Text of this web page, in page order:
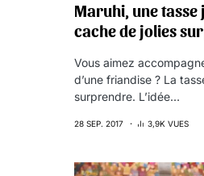
Maruhi, une
cache de jolies
Vous aimez
d’une friandise ? La
surprendre. L’idée…
28 SEP. 2017 3,9K VUES